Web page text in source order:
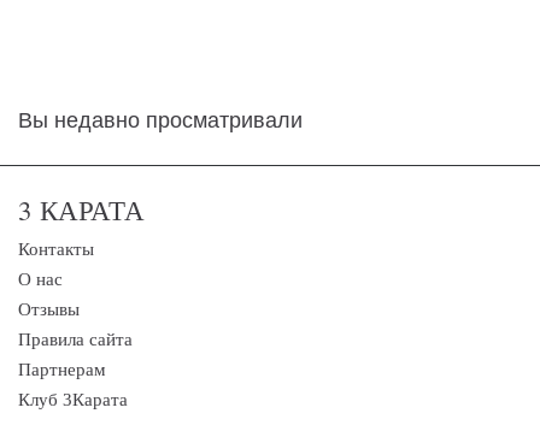
Вы недавно просматривали
3 КАРАТА
Контакты
О нас
Отзывы
Правила сайта
Партнерам
Клуб 3Карата